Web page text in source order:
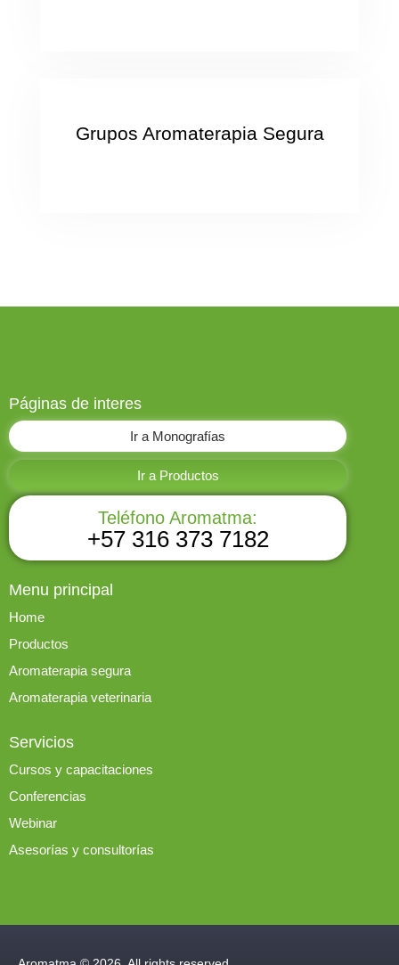
Grupos Aromaterapia Segura
Páginas de interes
Ir a Monografías
Ir a Productos
Teléfono Aromatma:
+57 316 373 7182
Menu principal
Home
Productos
Aromaterapia segura
Aromaterapia veterinaria
Servicios
Cursos y capacitaciones
Conferencias
Webinar
Asesorías y consultorías